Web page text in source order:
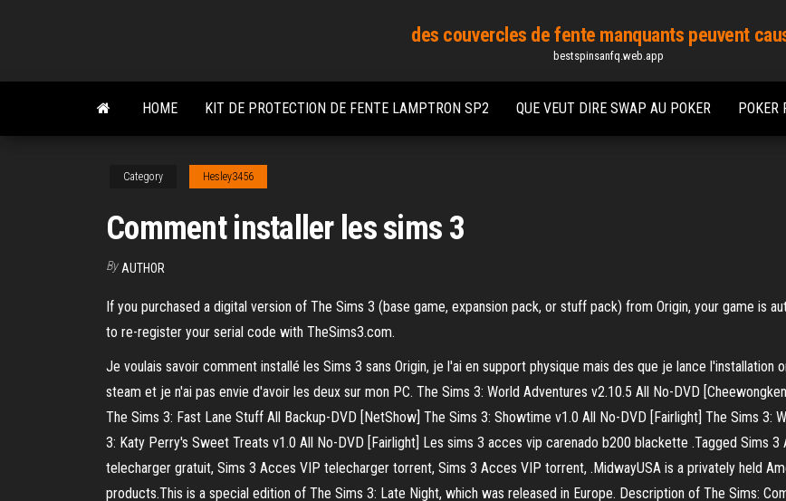
content
des couvercles de fente manquants peuvent
bestspinsanfq.web.app
HOME KIT DE PROTECTION DE FENTE LAMPTRON SP2 QUE VEUT DIRE SWAP AU POKER POKER
Category Hesley3456
Comment installer les sims 3
By AUTHOR
If you purchased a digital version of The Sims 3 (base game, expansion pack, or stuff pack) from Origin, your game is
to re-register your serial code with TheSims3.com.
Je voulais savoir comment installé les Sims 3 sans Origin, je l'ai en support physique mais des que je lance l'installation
steam et je n'ai pas envie d'avoir les deux sur mon PC. The Sims 3: World Adventures v2.10.5 All No-DVD
The Sims 3: Fast Lane Stuff All Backup-DVD [NetShow] The Sims 3: Showtime v1.0 All No-DVD [Fairlight] The Sims 3:
3: Katy Perry's Sweet Treats v1.0 All No-DVD [Fairlight] Les sims 3 acces vip carenado b200 blackette .Tagged Sims
telecharger gratuit, Sims 3 Acces VIP telecharger torrent, Sims 3 Acces VIP torrent, .MidwayUSA is a privately held
products.This is a special edition of The Sims 3: Late Night, which was released in Europe. Description of The Sims: